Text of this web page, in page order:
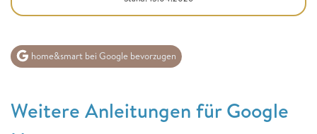
home&smart bei Google bevorzugen
Weitere Anleitungen für Google